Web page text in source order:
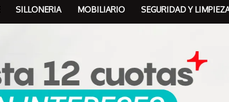
SILLONERIA MOBILIARIO SEGURIDAD Y